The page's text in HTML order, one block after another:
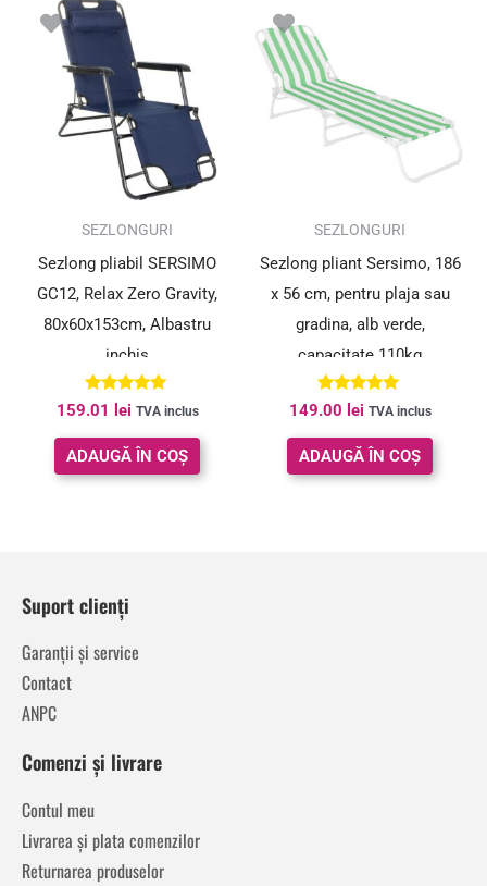
SEZLONGURI
Sezlong pliabil SERSIMO
GC12, Relax Zero Gravity,
80x60x153cm, Albastru
inchis
Evaluat la
5.00
din 5
159.01 lei TVA inclus
ADAUGĂ ÎN COȘ
SEZLONGURI
Sezlong pliant Sersimo, 186
x 56 cm, pentru plaja sau
gradina, alb verde,
capacitate 110kg
Evaluat la
5.00
din 5
149.00 lei TVA inclus
ADAUGĂ ÎN COȘ
Suport clienți
Garanții și service
Contact
ANPC
Comenzi și livrare
Contul meu
Livrarea și plata comenzilor
Returnarea produselor